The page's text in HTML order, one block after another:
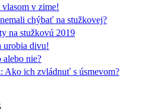
v zime!
chýbať na stužkovej?
na stužkovú 2019
urobia divu!
nie?
Ako ich zvládnuť s úsmevom?